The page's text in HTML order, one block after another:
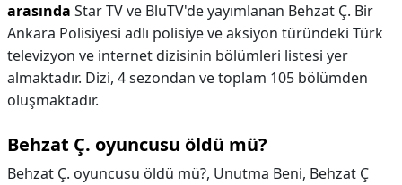
arasında Star TV ve BluTV'de yayımlanan Behzat Ç. Bir
Ankara Polisiyesi adlı polisiye ve aksiyon türündeki Türk
televizyon ve internet dizisinin bölümleri listesi yer
almaktadır. Dizi, 4 sezondan ve toplam 105 bölümden
oluşmaktadır.
Behzat Ç. oyuncusu öldü mü?
Behzat Ç. oyuncusu öldü mü?, Unutma Beni, Behzat Ç